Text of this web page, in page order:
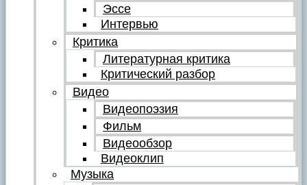
Эссе
Интервью
Критика
Литературная критика
Критический разбор
Видео
Видеопоэзия
Фильм
Видеообзор
Видеоклип
Музыка